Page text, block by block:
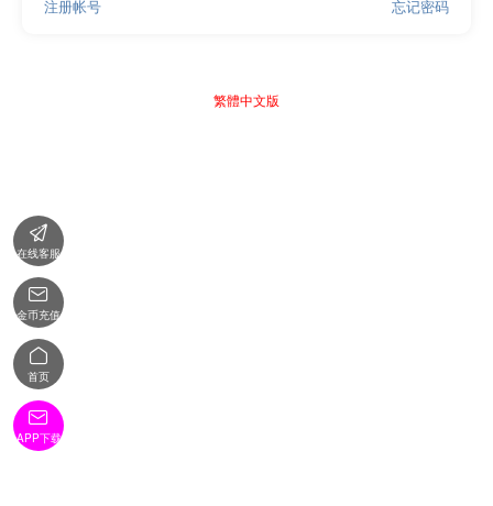
忘记密码
注册帐号
繁體中文版

在线客服

金币充值

首页

APP下载